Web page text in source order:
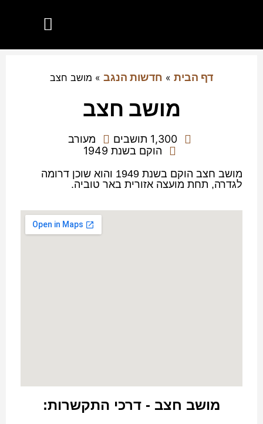
דף הבית » חדשות הנגב » מושב חצב
מושב חצב
1,300 תושבים
מעורב
הוקם בשנת 1949
מושב חצב הוקם בשנת 1949 והוא שוכן דרומה
לגדרה, תחת מועצה אזורית באר טוביה.
מושב חצב - דרכי התקשרות: